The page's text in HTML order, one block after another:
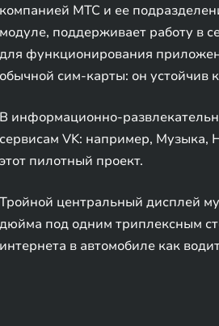
компанией МТС и ее
модуле, поддерживает работу в
для функционирования
обычной сим-карты: он устойчив
В информационно-
сервисам VK: например, Музыка,
этот пилотный проект.
Тройной центральный дисплей
дюйма под одним триплексным
интернета в автомобиле как